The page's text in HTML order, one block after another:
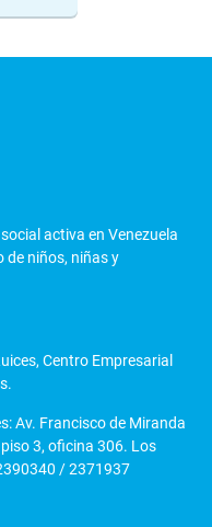
activa en Venezuela
de niños, niñas y
Centro Empresarial
Av. Francisco de Miranda
3, oficina 306. Los
/ 2371937